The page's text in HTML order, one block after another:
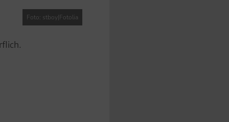
Foto: stboy|Fotolia